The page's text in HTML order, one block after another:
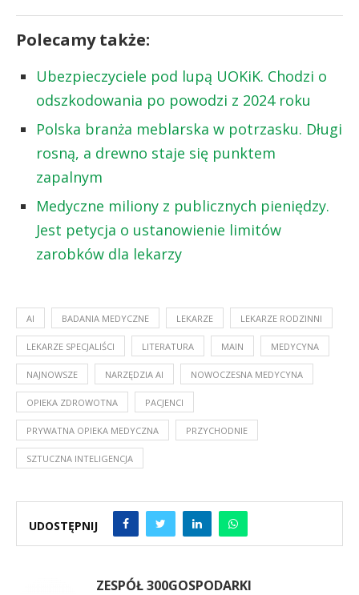
Polecamy także:
Ubezpieczyciele pod lupą UOKiK. Chodzi o
odszkodowania po powodzi z 2024 roku
Polska branża meblarska w potrzasku. Długi
rosną, a drewno staje się punktem
zapalnym
Medyczne miliony z publicznych pieniędzy.
Jest petycja o ustanowienie limitów
zarobków dla lekarzy
AI BADANIA MEDYCZNE LEKARZE LEKARZE RODZINNI
LEKARZE SPECJALIŚCI LITERATURA MAIN MEDYCYNA
NAJNOWSZE NARZĘDZIA AI NOWOCZESNA MEDYCYNA
OPIEKA ZDROWOTNA PACJENCI
PRYWATNA OPIEKA MEDYCZNA PRZYCHODNIE
SZTUCZNA INTELIGENCJA
UDOSTĘPNIJ
ZESPÓŁ 300GOSPODARKI